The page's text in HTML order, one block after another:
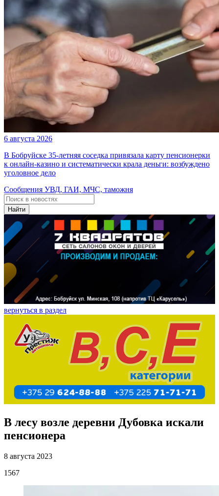
6 августа 2026
В Бобруйске 35-летняя соседка привязала карту пенсионерки
к онлайн-казино и систематически крала деньги: возбуждено
уголовное дело
Сообщения УВД, ГАИ, МЧС, таможня
Найти
вернуться в раздел
В лесу возле деревни Дубовка искали
пенсионера
8 августа 2023
1567